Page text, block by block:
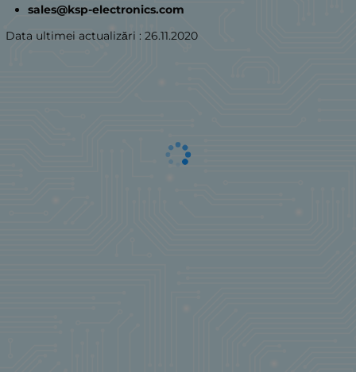
sales@ksp-electronics.com
Data ultimei actualizări : 26.11.2020